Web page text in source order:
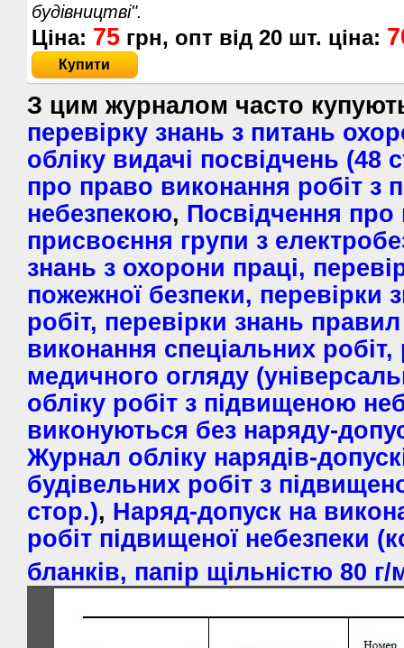
будівництві".
Ціна: 75 грн, опт від 20 шт. ціна:
Купити
З цим журналом часто
перевірку знань з питань
обліку видачі посвідчень (48
про право виконання робіт з
небезпекою, Посвідчення про
присвоєння групи з
знань з охорони праці,
пожежної безпеки, перевірки
робіт, перевірки знань
виконання спеціальних робіт,
медичного огляду
обліку робіт з підвищеною
виконуються без наряду-
Журнал обліку нарядів-
будівельних робіт з
стор.), Наряд-допуск на
робіт підвищеної небезпеки
бланків, папір щільністю 80 г/